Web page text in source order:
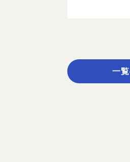
一